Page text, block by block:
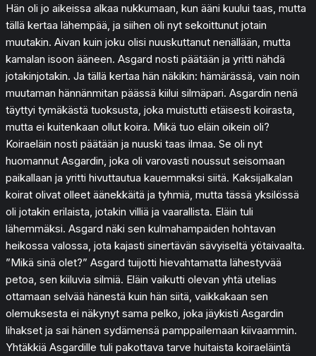
Hän oli jo aikeissa alkaa nukkumaan, kun ääni kuului taas, mutta
tällä kertaa lähempää, ja siihen oli nyt sekoittunut jotain
muutakin. Aivan kuin joku olisi nuuskuttanut nenällään, mutta
kamalan isoon ääneen. Asgard nosti päätään ja yritti nähdä
jotakinjotakin. Ja tällä kertaa hän näkikin: hämärässä, vain noin
muutaman hännänmitan päässä kiilui silmäpari. Asgardin nenä
täyttyi tymäkästä tuoksusta, joka muistutti etäisesti koirasta,
mutta ei kuitenkaan ollut koira. Mikä tuo eläin oikein oli?
Koiraeläin nosti päätään ja nuuski taas ilmaa. Se oli nyt
huomannut Asgardin, joka oli varovasti noussut seisomaan
paikallaan ja yritti hivuttautua kauemmaksi siitä. Kaksijalkalan
koirat olivat olleet äänekkäitä ja tyhmiä, mutta tässä yksilössä
oli jotakin erilaista, jotakin villiä ja vaarallista. Eläin tuli
lähemmäksi. Asgard näki sen kulmahampaiden hohtavan
heikossa valossa, jota kajasti sinertävän sävyiseltä yötaivaalta.
”Mikä sinä olet?” Asgard tuijotti hievahtamatta lähestyvää
petoa, sen kiiluvia silmiä. Eläin vaikutti olevan yhtä utelias
ottamaan selvää hänestä kuin hän siitä, vaikkakaan sen
olemuksesta ei näkynyt sama pelko, joka jäykisti Asgardin
lihakset ja sai hänen sydämensä pamppailemaan kiivaammin.
Yhtäkkiä Asgardille tuli pakottava tarve huitaista koiraeläintä